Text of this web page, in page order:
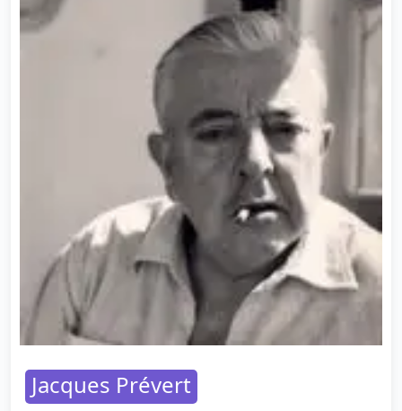
Jacques Prévert